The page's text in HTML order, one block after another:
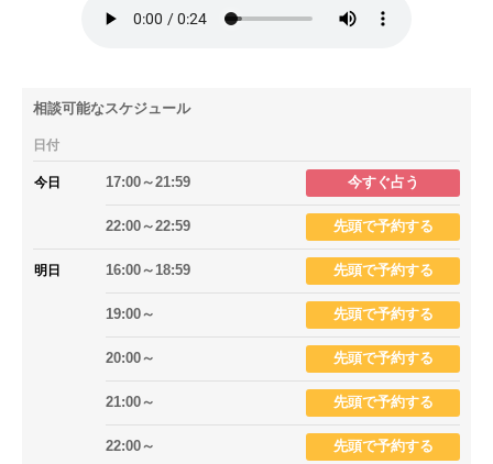
相談可能なスケジュール
日付
今日 17:00～21:59 今すぐ占う
22:00～22:59 先頭で予約する
明日 16:00～18:59 先頭で予約する
19:00～ 先頭で予約する
20:00～ 先頭で予約する
21:00～ 先頭で予約する
22:00～ 先頭で予約する